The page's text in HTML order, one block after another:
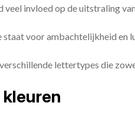
invloed op de uitstraling van
staat voor ambachtelijkheid
lettertypes die